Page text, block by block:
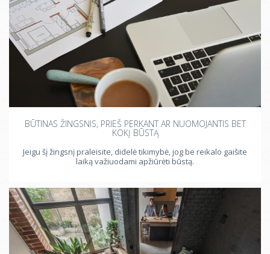
BŪTINAS ŽINGSNIS, PRIEŠ PERKANT AR NUOMOJANTIS BET
KOKĮ BŪSTĄ
Jeigu šį žingsnį praleisite, didelė tikimybė, jog be reikalo gaišite
laiką važiuodami apžiūrėti būstą.